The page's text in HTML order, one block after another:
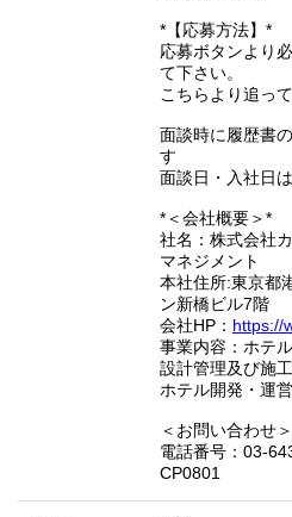
*【応募方法】*
応募ボタンより
て下さい。
こちらより追っ
面談時に履歴書
す
面談日・入社日
*＜会社概要＞*
社名：株式会社
マネジメント
本社住所:東京都
ン新橋ビル7階
会社HP： https://
事業内容：ホテ
設計管理及び施
ホテル開発・運
＜お問い合わせ＞
電話番号：03-
CP0801